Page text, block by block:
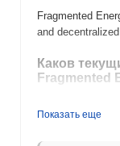
Fragmented
and
Каков
Fragmented
составляет₽ 0.00
Показать еще